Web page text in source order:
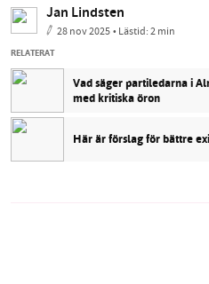
Jan Lindsten
28 nov 2025• Lästid:2 min
RELATERAT
Vad säger partiledarna i
med kritiska öron
Här är förslag för bättre